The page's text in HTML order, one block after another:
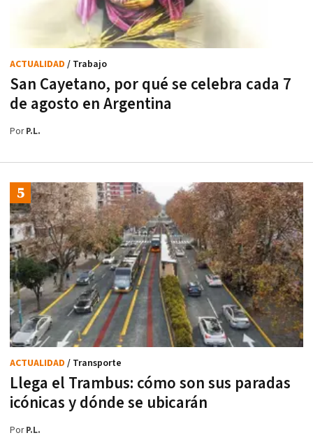
San Cayetano, por qué se celebra cada 7
de agosto en Argentina
ACTUALIDAD / Trabajo
PorP.L.
Llega el Trambus: cómo son sus paradas
icónicas y dónde se ubicarán
ACTUALIDAD / Transporte
PorP.L.